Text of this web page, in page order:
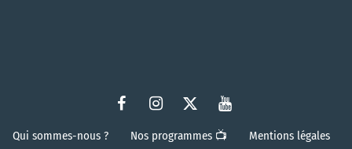
Qui sommes-nous ? Nos programmes 📺
Mentions légales